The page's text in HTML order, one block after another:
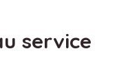
service